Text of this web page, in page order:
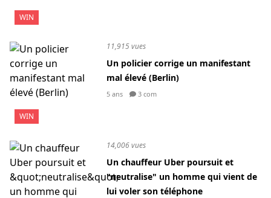
WIN
WIN
11,915 vues
Un policier corrige un manifestant
mal élevé (Berlin)
5 ans 3 com
14,006 vues
Un chauffeur Uber poursuit et
"neutralise" un homme qui vient de
lui voler son téléphone